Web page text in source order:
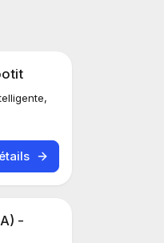
-